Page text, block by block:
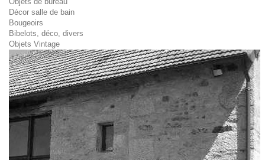
Décor salle de bain
Bougeoirs
Bibelots, déco, divers
Objets Vintage